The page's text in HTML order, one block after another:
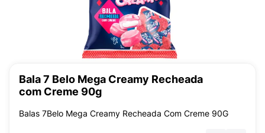
Bala 7 Belo Mega Creamy Recheada
com Creme 90g
Balas 7Belo Mega Creamy Recheada Com Creme 90G